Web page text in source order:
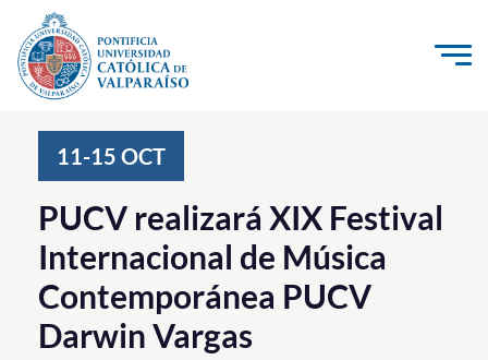
Click acá para ir directamente al contenido
Investigación, Creación e Innovación
PUCV Internacional
Vinculación con el Medio
Admisión
11-15 OCT
PUCV realizará XIX Festival
Internacional de Música
Contemporánea PUCV
Darwin Vargas